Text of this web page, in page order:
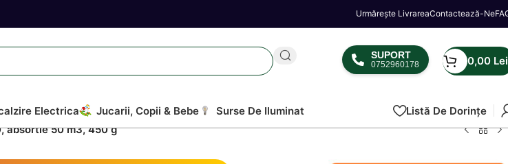
Urmărește LivrareaContactează-Ne
SUPORT
0752960178 0,00 Lei
Electrica Jucarii, Copii & Bebe Surse De Iluminat
Listă De Dorințe
absortie 50 m3, 450 g